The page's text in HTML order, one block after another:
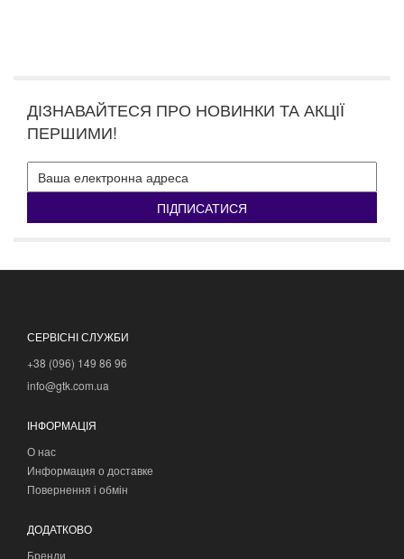
ДІЗНАВАЙТЕСЯ ПРО НОВИНКИ ТА АКЦІЇ
ПЕРШИМИ!
ПІДПИСАТИСЯ
СЕРВІСНІ СЛУЖБИ
+38 (096) 149 86 96
info@gtk.com.ua
ІНФОРМАЦІЯ
О нас
Информация о доставке
Повернення і обмін
ДОДАТКОВО
Бренди